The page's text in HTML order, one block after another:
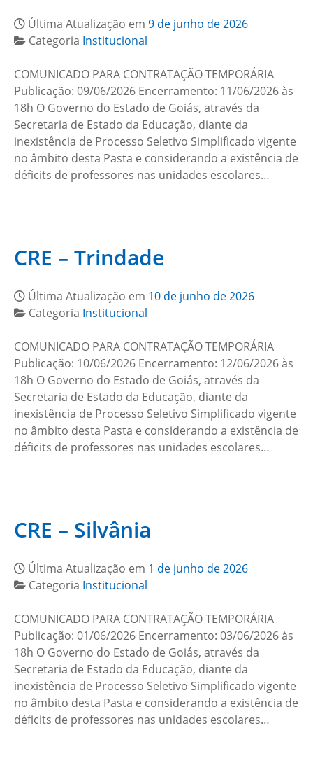
Última Atualização em 9 de junho de 2026
Categoria Institucional
COMUNICADO PARA CONTRATAÇÃO TEMPORÁRIA
Publicação: 09/06/2026 Encerramento: 11/06/2026 às
18h O Governo do Estado de Goiás, através da
Secretaria de Estado da Educação, diante da
inexistência de Processo Seletivo Simplificado vigente
no âmbito desta Pasta e considerando a existência de
déficits de professores nas unidades escolares…
CRE – Trindade
Última Atualização em 10 de junho de 2026
Categoria Institucional
COMUNICADO PARA CONTRATAÇÃO TEMPORÁRIA
Publicação: 10/06/2026 Encerramento: 12/06/2026 às
18h O Governo do Estado de Goiás, através da
Secretaria de Estado da Educação, diante da
inexistência de Processo Seletivo Simplificado vigente
no âmbito desta Pasta e considerando a existência de
déficits de professores nas unidades escolares…
CRE – Silvânia
Última Atualização em 1 de junho de 2026
Categoria Institucional
COMUNICADO PARA CONTRATAÇÃO TEMPORÁRIA
Publicação: 01/06/2026 Encerramento: 03/06/2026 às
18h O Governo do Estado de Goiás, através da
Secretaria de Estado da Educação, diante da
inexistência de Processo Seletivo Simplificado vigente
no âmbito desta Pasta e considerando a existência de
déficits de professores nas unidades escolares…